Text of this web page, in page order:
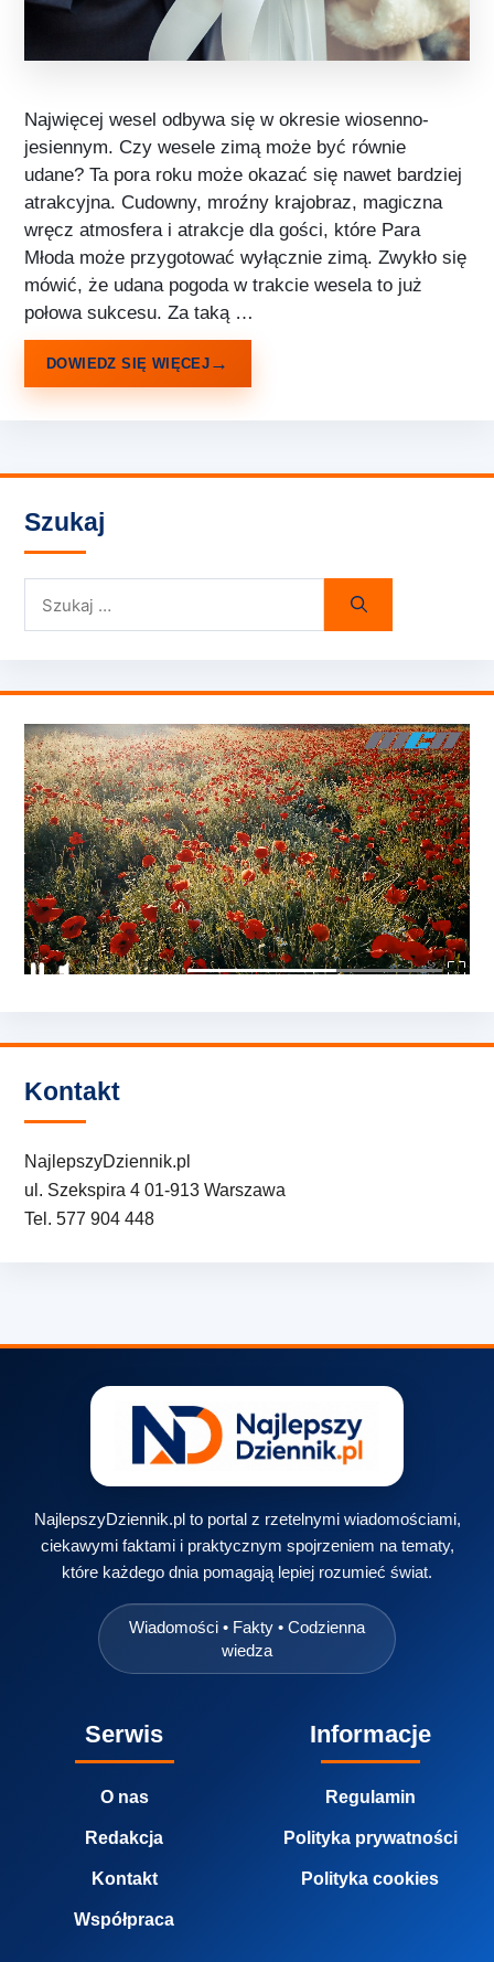
Najwięcej wesel odbywa się w okresie wiosenno-
jesiennym. Czy wesele zimą może być równie
udane? Ta pora roku może okazać się nawet bardziej
atrakcyjna. Cudowny, mroźny krajobraz, magiczna
wręcz atmosfera i atrakcje dla gości, które Para
Młoda może przygotować wyłącznie zimą. Zwykło się
mówić, że udana pogoda w trakcie wesela to już
połowa sukcesu. Za taką …
DOWIEDZ SIĘ WIĘCEJ
Szukaj
Kontakt
NajlepszyDziennik.pl
ul. Szekspira 4 01-913 Warszawa
Tel. 577 904 448
NajlepszyDziennik.pl to portal z rzetelnymi wiadomościami,
ciekawymi faktami i praktycznym spojrzeniem na tematy,
które każdego dnia pomagają lepiej rozumieć świat.
Wiadomości • Fakty • Codzienna
wiedza
Serwis
O nas
Redakcja
Kontakt
Współpraca
Informacje
Regulamin
Polityka prywatności
Polityka cookies